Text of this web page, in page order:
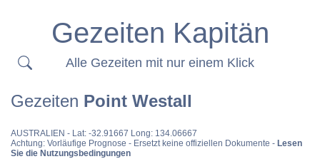
Gezeiten Kapitän
Alle Gezeiten mit nur einem Klick
Gezeiten Point Westall
AUSTRALIEN - Lat: -32.91667 Long: 134.06667
Achtung: Vorläufige Prognose - Ersetzt keine offiziellen Dokumente - Lesen
Sie die Nutzungsbedingungen